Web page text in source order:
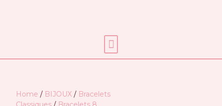
Home / BIJOUX / Bracelets